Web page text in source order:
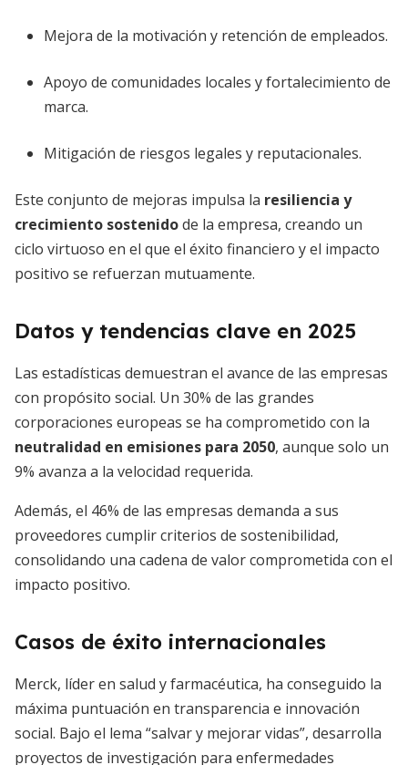
Mejora de la motivación y retención de empleados.
Apoyo de comunidades locales y fortalecimiento de
marca.
Mitigación de riesgos legales y reputacionales.
Este conjunto de mejoras impulsa la resiliencia y
crecimiento sostenidode la empresa, creando un
ciclo virtuoso en el que el éxito financiero y el impacto
positivo se refuerzan mutuamente.
Datos y tendencias clave en 2025
Las estadísticas demuestran el avance de las empresas
con propósito social. Un 30% de las grandes
corporaciones europeas se ha comprometido con la
neutralidad en emisiones para 2050, aunque solo un
9% avanza a la velocidad requerida.
Además, el 46% de las empresas demanda a sus
proveedores cumplir criterios de sostenibilidad,
consolidando una cadena de valor comprometida con el
impacto positivo.
Casos de éxito internacionales
Merck, líder en salud y farmacéutica, ha conseguido la
máxima puntuación en transparencia e innovación
social. Bajo el lema “salvar y mejorar vidas”, desarrolla
proyectos de investigación para enfermedades